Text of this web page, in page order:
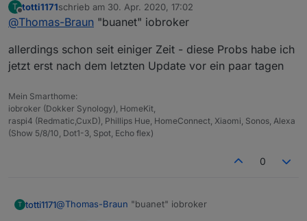
sudo: Hostname
sudo: Die Audit-Nachricht
root@buanet-
sudo: Hostname
sudo: Die Audit-Nachricht
Docker?
T
Offline
totti1171schrieb am 30. Apr. 2020, 17:02
zuletzt editiert von
@Thomas-Braun "buanet" iobroker
allerdings schon seit einiger Zeit - diese Probs habe ich
jetzt erst nach dem letzten Update vor ein paar tagen
Mein Smarthome:
iobroker (Dokker Synology), HomeKit,
raspi4 (Redmatic,CuxD), Phillips Hue, HomeConnect, Xiaomi, Sonos, Alexa
(Show 5/8/10, Dot1-3, Spot, Echo flex)
0
T totti1171@Thomas-Braun "buanet" iobroker